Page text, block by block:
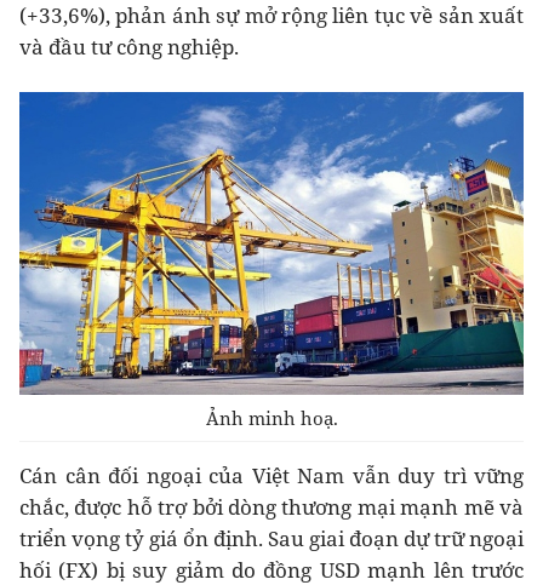
(+33,6%), phản ánh sự mở rộng liên tục về sản xuất
và đầu tư công nghiệp.
Ảnh minh hoạ.
Cán cân đối ngoại của Việt Nam vẫn duy trì vững
chắc, được hỗ trợ bởi dòng thương mại mạnh mẽ và
triển vọng tỷ giá ổn định. Sau giai đoạn dự trữ ngoại
hối (FX) bị suy giảm do đồng USD mạnh lên trước